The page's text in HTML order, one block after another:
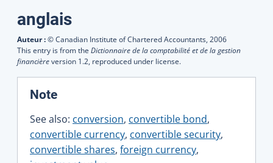
Traductions
anglais
Auteur :© Canadian Institute of Chartered Accountants, 2006
This entry is from the Dictionnaire de la comptabilité et de la gestion
financièreversion 1.2, reproduced under license.
Note:
See also: conversion, convertible bond,
convertible currency, convertible security,
convertible shares, foreign currency,